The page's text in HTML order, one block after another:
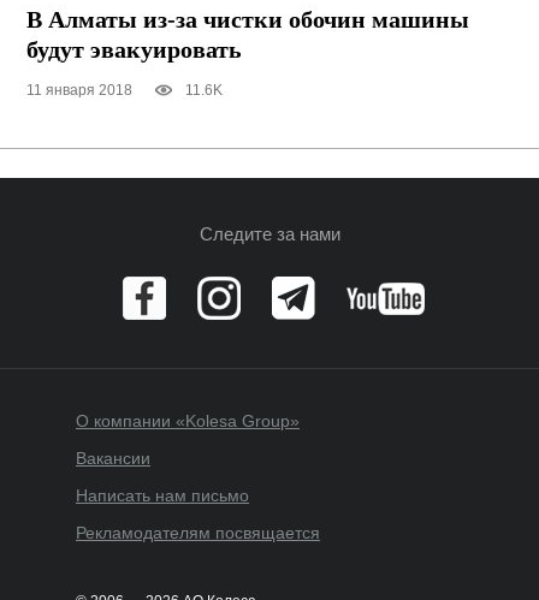
В Алматы из-за чистки обочин машины
будут эвакуировать
11 января 2018 11.6K
Следите за нами
О компании «Kolesa Group»
Вакансии
Написать нам письмо
Рекламодателям посвящается